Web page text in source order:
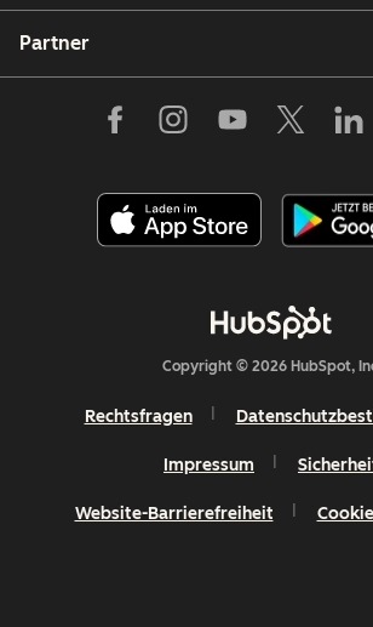
Partner
Copyright © 2026 HubSpot,
Rechtsfragen
Impressum
Website-Barrierefreiheit